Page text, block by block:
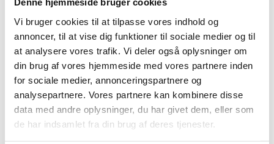
Vi bruger cookies til at tilpasse vores indhold og
annoncer, til at vise dig funktioner til sociale medier og til
at analysere vores trafik. Vi deler også oplysninger om
din brug af vores hjemmeside med vores partnere inden
for sociale medier, annonceringspartnere og
analysepartnere. Vores partnere kan kombinere disse
data med andre oplysninger, du har givet dem, eller som
de har indsamlet fra din brug af deres tjenester.
december 2021
juli 2021
maj 2021
februar 2021
januar 2021
november 2020